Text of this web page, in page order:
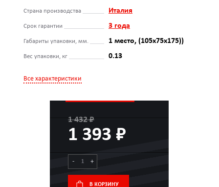
Страна производства Италия
Срок гарантии 3 года
Габариты упаковки, мм. 1 место, (105х75х175))
Вес упаковки, кг 0.13
Все характеристики
1 432 ₽
1 393 ₽
- +
В КОРЗИНУ